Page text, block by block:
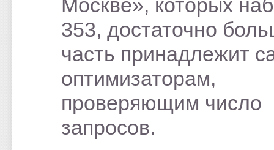
Москве», которых
353, достаточно
часть принадлежит
оптимизаторам,
проверяющим число
запросов.